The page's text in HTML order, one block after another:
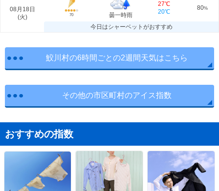
08月18日
(火) 70 曇一時雨
27℃
20℃
80%
今日はシャーベットがおすすめ
鮫川村の6時間ごとの2週間天気はこちら
その他の市区町村のアイス指数
おすすめの指数